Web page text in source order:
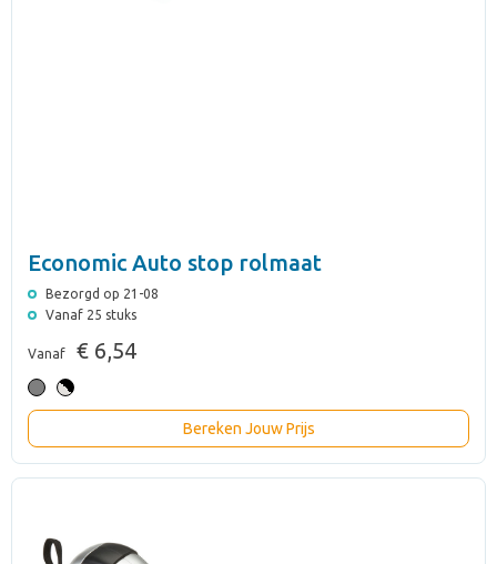
Economic Auto stop rolmaat
Bezorgd op 21-08
Vanaf 25 stuks
Vanaf € 6,54
Bereken Jouw Prijs